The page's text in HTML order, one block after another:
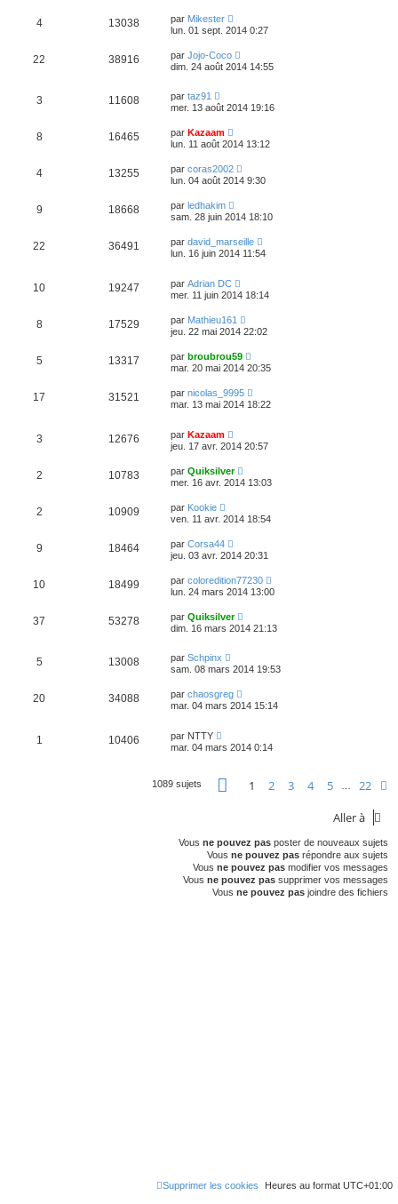
4 13038 par Mikester
lun. 01 sept. 2014 0:27
22 38916 par Jojo-Coco
dim. 24 août 2014 14:55
3 11608 par taz91
mer. 13 août 2014 19:16
8 16465 par Kazaam
lun. 11 août 2014 13:12
4 13255 par coras2002
lun. 04 août 2014 9:30
9 18668 par ledhakim
sam. 28 juin 2014 18:10
22 36491 par david_marseille
lun. 16 juin 2014 11:54
10 19247 par Adrian DC
mer. 11 juin 2014 18:14
8 17529 par Mathieu161
jeu. 22 mai 2014 22:02
5 13317 par broubrou59
mar. 20 mai 2014 20:35
17 31521 par nicolas_9995
mar. 13 mai 2014 18:22
3 12676 par Kazaam
jeu. 17 avr. 2014 20:57
2 10783 par Quiksilver
mer. 16 avr. 2014 13:03
2 10909 par Kookie
ven. 11 avr. 2014 18:54
9 18464 par Corsa44
jeu. 03 avr. 2014 20:31
10 18499 par coloredition77230
lun. 24 mars 2014 13:00
37 53278 par Quiksilver
dim. 16 mars 2014 21:13
5 13008 par Schpinx
sam. 08 mars 2014 19:53
20 34088 par chaosgreg
mar. 04 mars 2014 15:14
1 10406 par NTTY
mar. 04 mars 2014 0:14
1089 sujets Page sur 22
1 2 3 4 5 22
Aller à
Vous ne pouvez pas poster de nouveaux sujets
Vous ne pouvez pas répondre aux sujets
Vous ne pouvez pas modifier vos messages
Vous ne pouvez pas supprimer vos messages
Vous ne pouvez pas joindre des fichiers
Heures au format UTC+01:00
Supprimer les cookies